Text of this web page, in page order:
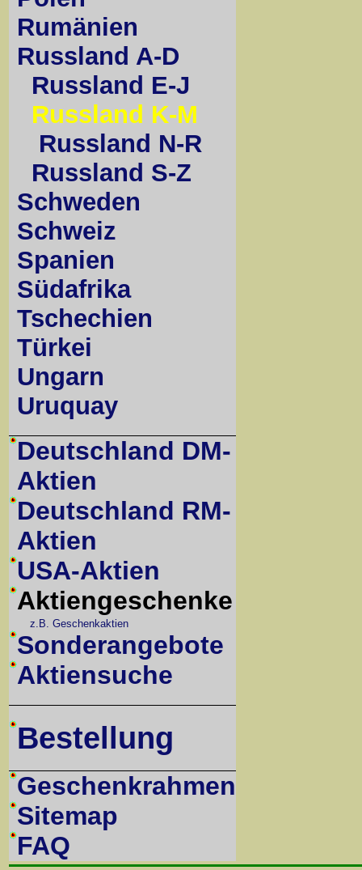
Rumänien
Russland A-D
Russland E-J
Russland K-M
Russland N-R
Russland S-Z
Schweden
Schweiz
Spanien
Südafrika
Tschechien
Türkei
Ungarn
Uruquay
Deutschland DM-
Aktien
Deutschland RM-
Aktien
USA-Aktien
Aktiengeschenke
z.B. Geschenkaktien
Sonderangebote
Aktiensuche
Bestellung
Geschenkrahmen
Sitemap
FAQ